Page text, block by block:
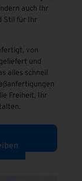
auch Ihr
Stil für Ihr
von
und
alles schnell
Freiheit, Ihr